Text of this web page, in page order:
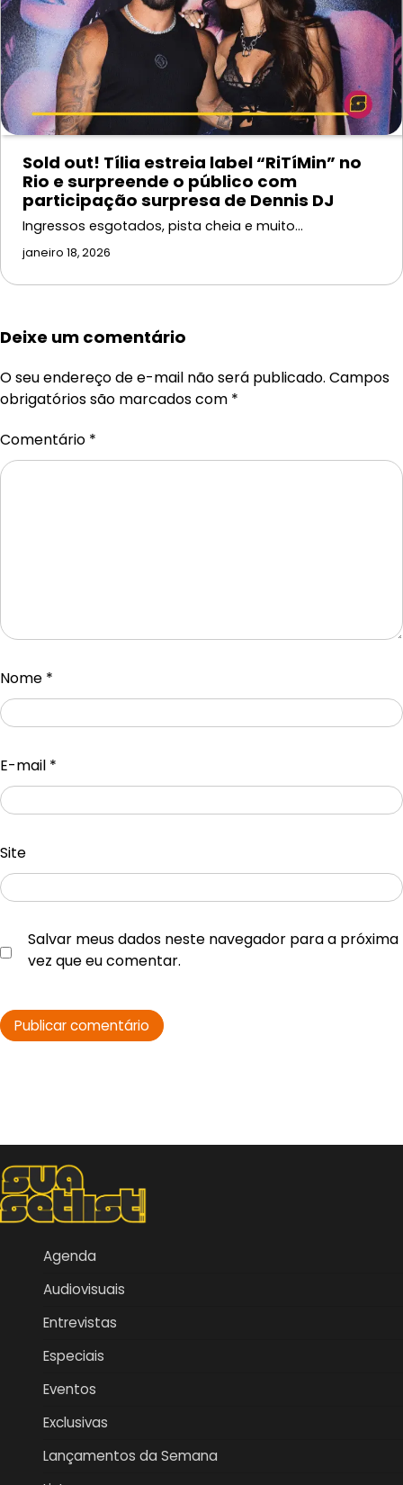
Sold out! Tília estreia label “RiTíMin” no
Rio e surpreende o público com
participação surpresa de Dennis DJ
Ingressos esgotados, pista cheia e muito…
janeiro 18, 2026
Deixe um comentário
O seu endereço de e-mail não será publicado. Campos
obrigatórios são marcados com *
Comentário *
Nome *
E-mail *
Site
Salvar meus dados neste navegador para a próxima
vez que eu comentar.
Agenda
Audiovisuais
Entrevistas
Especiais
Eventos
Exclusivas
Lançamentos da Semana